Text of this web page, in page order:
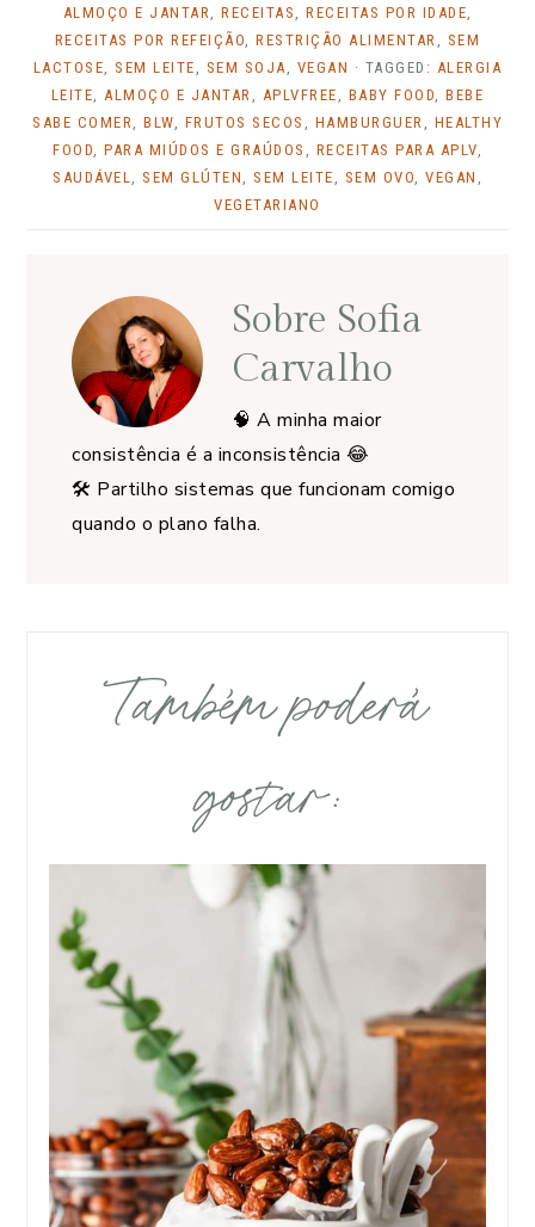
ALMOÇO E JANTAR
RECEITAS RECEITAS POR IDADE
RECEITAS POR REFEIÇÃO ,RESTRIÇÃO ALIMENTAR
SEM
LACTOSE ,SEM LEITE SEM SOJA VEGAN · TAGGED: ALERGIA
LEITE
ALMOÇO E JANTAR APLVFREE BABY FOOD ,BEBE
SABE COMER
BLW FRUTOS SECOS HAMBURGUER
HEALTHY
FOOD
PARA MIÚDOS E GRAÚDOS RECEITAS PARA APLV
SAUDÁVEL
SEM GLÚTEN SEM LEITE SEM OVO VEGAN
VEGETARIANO
Sobre Sofia
Carvalho
🧠 A minha maior
consistência é a inconsistência 😂
🛠️ Partilho sistemas que funcionam comigo
quando o plano falha.
Também poderá
gostar: